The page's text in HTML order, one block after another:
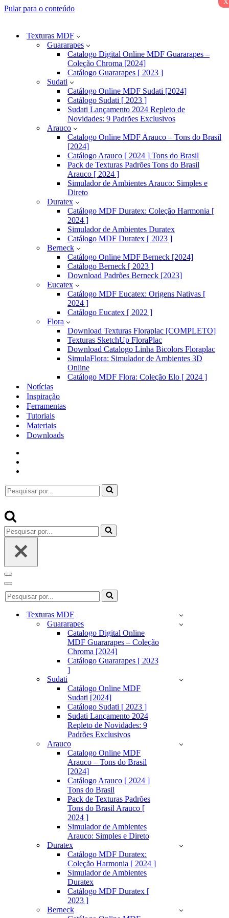
Pular para o conteúdo
Texturas MDF
Guararapes
Catalogo Digital Online MDF Guararapes –
Coleção Chroma [2024]
Catálogo Guararapes [ 2023 ]
Sudati
Catálogo Online MDF Sudati [2024]
Catálogo Sudati [ 2023 ]
Sudati Lançamento 2024 Repleto de
Novidades: 9 Padrões Exclusivos
Arauco
Catalogo Online MDF Arauco – Tons do Brasil
[2024]
Catálogo Arauco [ 2024 ] Tons do Brasil
Pack de Texturas Padrões Tons do Brasil
Arauco [ 2024 ]
Simulador de Ambientes Arauco: Simples e
Direto
Duratex
Catálogo MDF Duratex: Coleção Harmonia [
2024 ]
Simulador de Ambientes Duratex
Catálogo MDF Duratex [ 2023 ]
Berneck
Catálogo Online MDF Berneck [2024]
Catálogo Berneck [ 2023 ]
Download Padrões Berneck [2023]
Eucatex
Catálogo MDF Eucatex: Origens Nativas [
2024 ]
Catálogo Eucatex [ 2022 ]
Flora
Download Texturas Floraplac [COMPLETO]
Texturas SketchUp FloraPlac
Download Catalogo Linha Bicolors Floraplac
SimulaFlora: Simulador de Ambientes 3D
Online
Catálogo MDF Flora: Coleção Elo [ 2024 ]
Notícias
Inspiração
Ferramentas
Tutoriais
Materiais
Downloads
Pesquisar
por...
Pesquisar
por...
Menu
de
navegação
Menu
de
navegação
Pesquisar
por...
Texturas MDF
Guararapes
Catalogo Digital Online
MDF Guararapes – Coleção
Chroma [2024]
Catálogo Guararapes [ 2023
]
Sudati
Catálogo Online MDF
Sudati [2024]
Catálogo Sudati [ 2023 ]
Sudati Lançamento 2024
Repleto de Novidades: 9
Padrões Exclusivos
Arauco
Catalogo Online MDF
Arauco – Tons do Brasil
[2024]
Catálogo Arauco [ 2024 ]
Tons do Brasil
Pack de Texturas Padrões
Tons do Brasil Arauco [
2024 ]
Simulador de Ambientes
Arauco: Simples e Direto
Duratex
Catálogo MDF Duratex:
Coleção Harmonia [ 2024 ]
Simulador de Ambientes
Duratex
Catálogo MDF Duratex [
2023 ]
Berneck